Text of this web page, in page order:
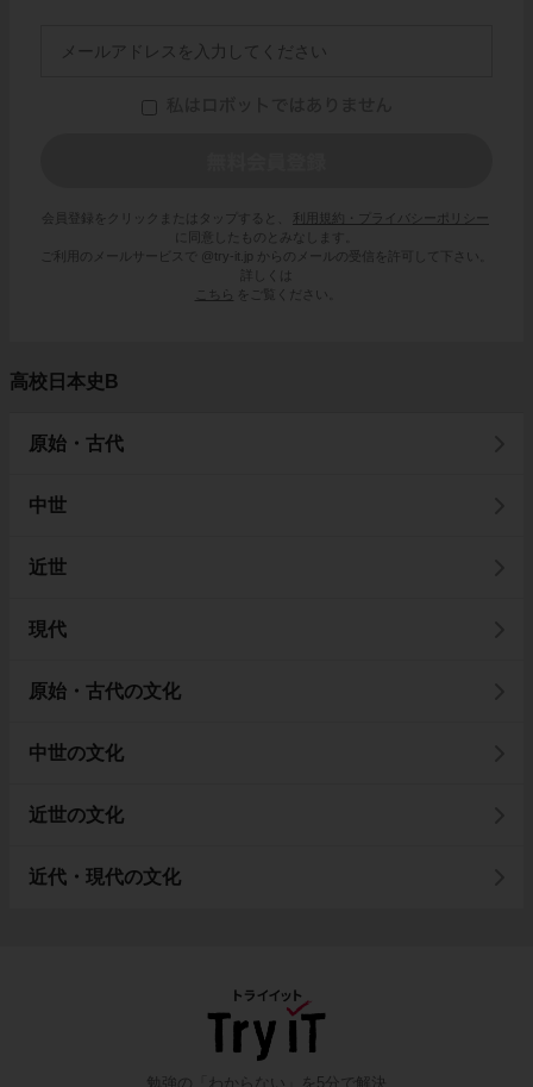
会員登録をクリックまたはタップすると、
利用規約・プライバシーポリシー
に同意したものとみなします。
ご利用のメールサービスで @try-it.jp からのメールの受信を許可して下さい。
詳しくは
こちら
をご覧ください。
高校日本史B
原始・古代
中世
近世
現代
原始・古代の文化
中世の文化
近世の文化
近代・現代の文化
勉強の「わからない」を5分で解決